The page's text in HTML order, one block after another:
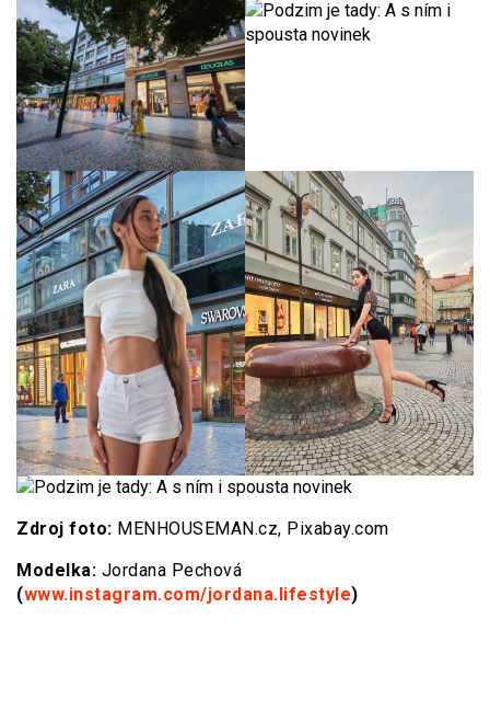
Zdroj foto: MENHOUSEMAN.cz, Pixabay.com
Modelka: Jordana Pechová
(www.instagram.com/jordana.lifestyle)